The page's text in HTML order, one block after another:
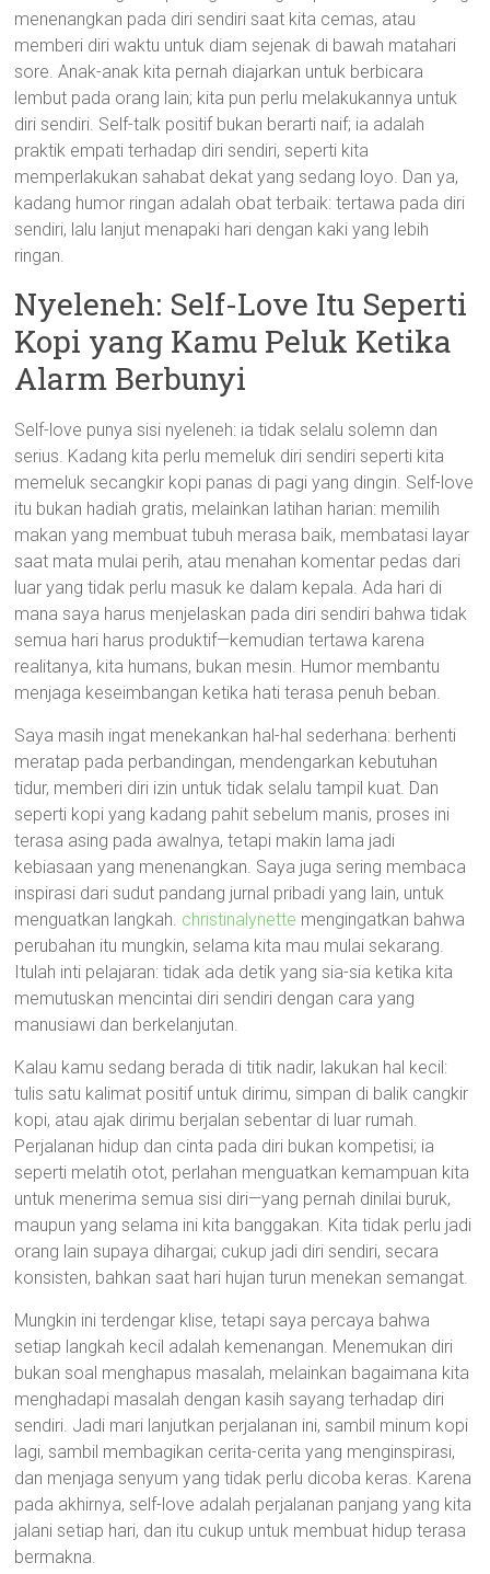
menenangkan pada diri sendiri saat kita cemas, atau
memberi diri waktu untuk diam sejenak di bawah matahari
sore. Anak-anak kita pernah diajarkan untuk berbicara
lembut pada orang lain; kita pun perlu melakukannya untuk
diri sendiri. Self-talk positif bukan berarti naif; ia adalah
praktik empati terhadap diri sendiri, seperti kita
memperlakukan sahabat dekat yang sedang loyo. Dan ya,
kadang humor ringan adalah obat terbaik: tertawa pada diri
sendiri, lalu lanjut menapaki hari dengan kaki yang lebih
ringan.
Nyeleneh: Self-Love Itu Seperti
Kopi yang Kamu Peluk Ketika
Alarm Berbunyi
Self-love punya sisi nyeleneh: ia tidak selalu solemn dan
serius. Kadang kita perlu memeluk diri sendiri seperti kita
memeluk secangkir kopi panas di pagi yang dingin. Self-love
itu bukan hadiah gratis, melainkan latihan harian: memilih
makan yang membuat tubuh merasa baik, membatasi layar
saat mata mulai perih, atau menahan komentar pedas dari
luar yang tidak perlu masuk ke dalam kepala. Ada hari di
mana saya harus menjelaskan pada diri sendiri bahwa tidak
semua hari harus produktif—kemudian tertawa karena
realitanya, kita humans, bukan mesin. Humor membantu
menjaga keseimbangan ketika hati terasa penuh beban.
Saya masih ingat menekankan hal-hal sederhana: berhenti
meratap pada perbandingan, mendengarkan kebutuhan
tidur, memberi diri izin untuk tidak selalu tampil kuat. Dan
seperti kopi yang kadang pahit sebelum manis, proses ini
terasa asing pada awalnya, tetapi makin lama jadi
kebiasaan yang menenangkan. Saya juga sering membaca
inspirasi dari sudut pandang jurnal pribadi yang lain, untuk
menguatkan langkah. christinalynette mengingatkan bahwa
perubahan itu mungkin, selama kita mau mulai sekarang.
Itulah inti pelajaran: tidak ada detik yang sia-sia ketika kita
memutuskan mencintai diri sendiri dengan cara yang
manusiawi dan berkelanjutan.
Kalau kamu sedang berada di titik nadir, lakukan hal kecil:
tulis satu kalimat positif untuk dirimu, simpan di balik cangkir
kopi, atau ajak dirimu berjalan sebentar di luar rumah.
Perjalanan hidup dan cinta pada diri bukan kompetisi; ia
seperti melatih otot, perlahan menguatkan kemampuan kita
untuk menerima semua sisi diri—yang pernah dinilai buruk,
maupun yang selama ini kita banggakan. Kita tidak perlu jadi
orang lain supaya dihargai; cukup jadi diri sendiri, secara
konsisten, bahkan saat hari hujan turun menekan semangat.
Mungkin ini terdengar klise, tetapi saya percaya bahwa
setiap langkah kecil adalah kemenangan. Menemukan diri
bukan soal menghapus masalah, melainkan bagaimana kita
menghadapi masalah dengan kasih sayang terhadap diri
sendiri. Jadi mari lanjutkan perjalanan ini, sambil minum kopi
lagi, sambil membagikan cerita-cerita yang menginspirasi,
dan menjaga senyum yang tidak perlu dicoba keras. Karena
pada akhirnya, self-love adalah perjalanan panjang yang kita
jalani setiap hari, dan itu cukup untuk membuat hidup terasa
bermakna.